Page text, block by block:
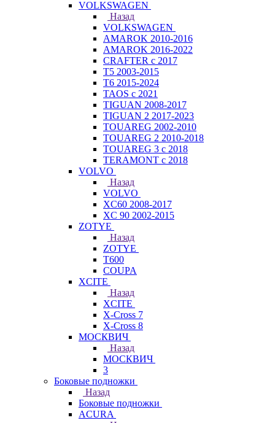
VOLKSWAGEN
Назад
VOLKSWAGEN
AMAROK 2010-2016
AMAROK 2016-2022
CRAFTER с 2017
T5 2003-2015
T6 2015-2024
TAOS с 2021
TIGUAN 2008-2017
TIGUAN 2 2017-2023
TOUAREG 2002-2010
TOUAREG 2 2010-2018
TOUAREG 3 с 2018
TERAMONT с 2018
VOLVO
Назад
VOLVO
XC60 2008-2017
XC 90 2002-2015
ZOTYE
Назад
ZOTYE
T600
COUPA
XCITE
Назад
XCITE
X-Cross 7
X-Cross 8
МОСКВИЧ
Назад
МОСКВИЧ
3
Боковые подножки
Назад
Боковые подножки
ACURA